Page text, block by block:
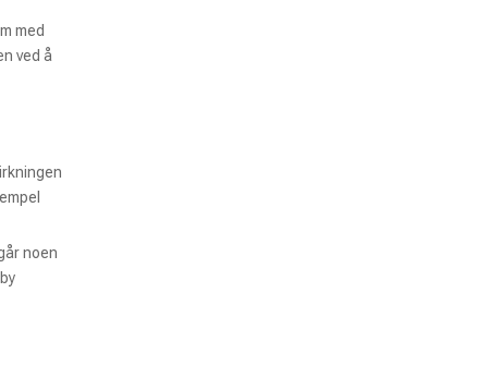
med
ved å
noen